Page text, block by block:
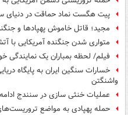
پیت هگست نماد حماقت در دنیای
مجید؛ قاتل خاموش پهپادها و
متواری شدن جنگنده آمریکایی با
فیلم/ لحظه بمباران یک نمایندگی
خسارات سنگین ایران به پایگاه‌
واشنگتن
عملیات خنثی سازی در سنندج
حمله پهپادی به مواضع